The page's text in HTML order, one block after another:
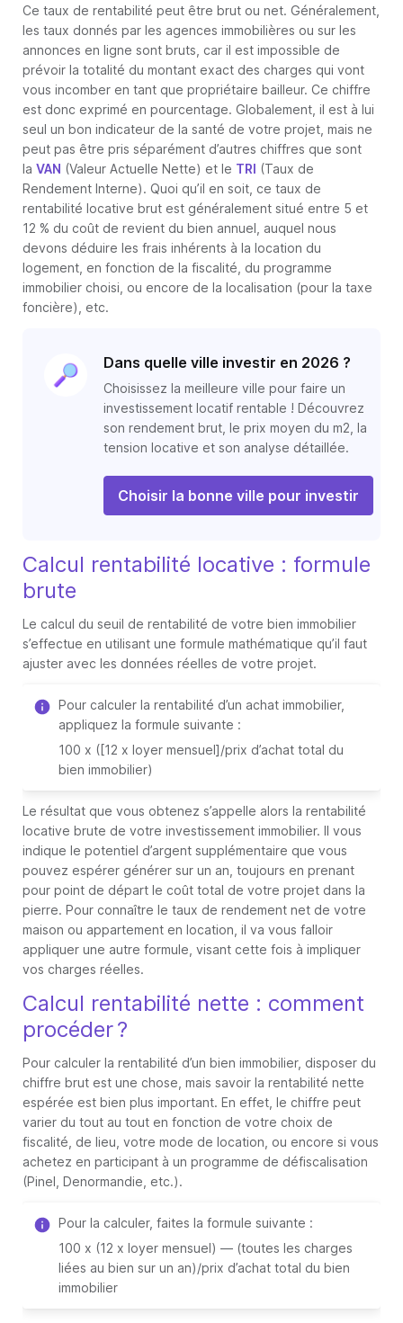
Ce taux de rentabilité peut être brut ou net. Généralement,
les taux donnés par les agences immobilières ou sur les
annonces en ligne sont bruts, car il est impossible de
prévoir la totalité du montant exact des charges qui vont
vous incomber en tant que propriétaire bailleur. Ce chiffre
est donc exprimé en pourcentage. Globalement, il est à lui
seul un bon indicateur de la santé de votre projet, mais ne
peut pas être pris séparément d’autres chiffres que sont
la VAN (Valeur Actuelle Nette) et le TRI (Taux de
Rendement Interne). Quoi qu’il en soit, ce taux de
rentabilité locative brut est généralement situé entre 5 et
12 % du coût de revient du bien annuel, auquel nous
devons déduire les frais inhérents à la location du
logement, en fonction de la fiscalité, du programme
immobilier choisi, ou encore de la localisation (pour la taxe
foncière), etc.
Dans quelle ville investir en 2026 ?
Choisissez la meilleure ville pour faire un
investissement locatif rentable ! Découvrez
son rendement brut, le prix moyen du m2, la
tension locative et son analyse détaillée.
Choisir la bonne ville pour investir
Calcul rentabilité locative : formule
brute
Le calcul du seuil de rentabilité de votre bien immobilier
s’effectue en utilisant une formule mathématique qu’il faut
ajuster avec les données réelles de votre projet.
Pour calculer la rentabilité d’un achat immobilier,
appliquez la formule suivante :
100 x ([12 x loyer mensuel]/prix d’achat total du
bien immobilier)
Le résultat que vous obtenez s’appelle alors la rentabilité
locative brute de votre investissement immobilier. Il vous
indique le potentiel d’argent supplémentaire que vous
pouvez espérer générer sur un an, toujours en prenant
pour point de départ le coût total de votre projet dans la
pierre. Pour connaître le taux de rendement net de votre
maison ou appartement en location, il va vous falloir
appliquer une autre formule, visant cette fois à impliquer
vos charges réelles.
Calcul rentabilité nette : comment
procéder ?
Pour calculer la rentabilité d’un bien immobilier, disposer du
chiffre brut est une chose, mais savoir la rentabilité nette
espérée est bien plus important. En effet, le chiffre peut
varier du tout au tout en fonction de votre choix de
fiscalité, de lieu, votre mode de location, ou encore si vous
achetez en participant à un programme de défiscalisation
(Pinel, Denormandie, etc.).
Pour la calculer, faites la formule suivante :
100 x (12 x loyer mensuel) — (toutes les charges
liées au bien sur un an)/prix d’achat total du bien
immobilier